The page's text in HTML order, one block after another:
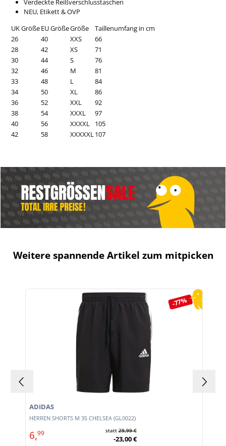
Verdeckte Reißverschlusstaschen
NEU, Etikett & OVP
UK GrößeEU GrößeGröße
Taillenumfang in cm
26
40 XXS
66
28
42 XS
71
30
44 S
76
32
46 M
81
33
48 L
84
34
50 XL
86
36
52 XXL
92
38
54 XXXL
97
40
56 XXXXL
105
42
58 XXXXXL107
Weitere spannende Artikel zum mitpicken
Produktgalerie überspringen
-77%
HERREN SHORTS M 3S CHELSEA (GL0022)
ADIDAS
6,99 statt29,99 €
-23,00 €